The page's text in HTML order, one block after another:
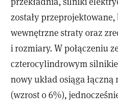
zostały
wewnętrzne straty oraz
i rozmiary. W połączeniu
czterocylindrowym
nowy układ osiąga łączną
(wzrost o 6%),